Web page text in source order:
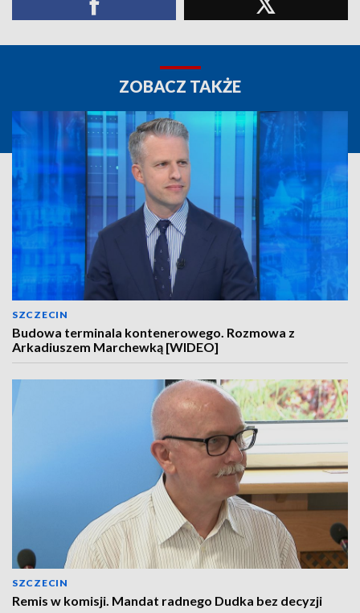
ZOBACZ TAKŻE
SZCZECIN
Budowa terminala kontenerowego. Rozmowa z
Arkadiuszem Marchewką [WIDEO]
SZCZECIN
Remis w komisji. Mandat radnego Dudka bez decyzji